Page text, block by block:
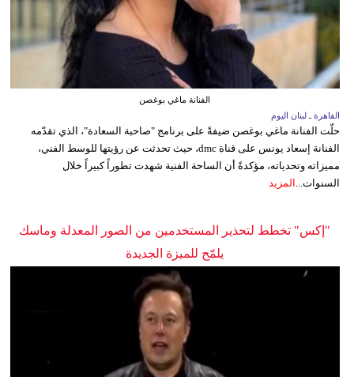
الفنانة ماغي بوغصن
القاهرة ـ لبنان اليوم
حلّت الفنانة ماغي بوغصن ضيفةً على برنامج "صاحبة السعادة"، الذي تقدّمه
الفنانة إسعاد يونس على قناة dmc، حيث تحدثت عن رؤيتها للوسط الفني،
مميزاته وتحدياته، مؤكدةً أن الساحة الفنية شهدت تطوراً كبيراً خلال
السنوات... المزيد
"إكس" تخطط لتحذير المستخدمين من الصور المعدلة وماسك
يلمّح للميزة الجديدة